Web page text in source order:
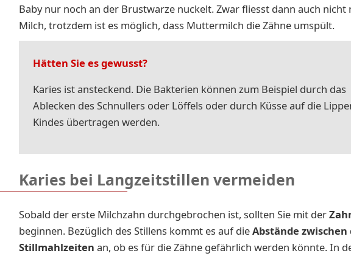
Baby nur noch an der Brustwarze nuckelt. Zwar fliesst dann auch nicht
Milch, trotzdem ist es möglich, dass Muttermilch die Zähne umspült.
Hätten Sie es gewusst?
Karies ist ansteckend. Die Bakterien können zum Beispiel durch das
Ablecken des Schnullers oder Löffels oder durch Küsse auf die
Kindes übertragen werden.
Karies bei Langzeitstillen vermeiden
Sobald der erste Milchzahn durchgebrochen ist, sollten Sie mit der
beginnen. Bezüglich des Stillens kommt es auf dieAbstände zwischen
Stillmahlzeiten an, ob es für die Zähne gefährlich werden könnte. In